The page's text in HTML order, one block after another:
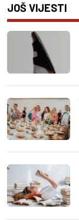
JOŠ VIJESTI